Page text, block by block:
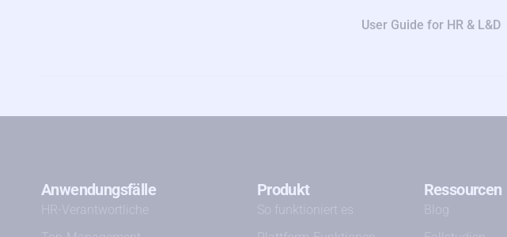
User Guide for HR & L&D
Anwendungsfälle
HR-Verantwortliche
Produkt
So funktioniert es
Ressourcen
Blog